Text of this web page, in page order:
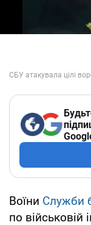
Воїни Служби
по військовій